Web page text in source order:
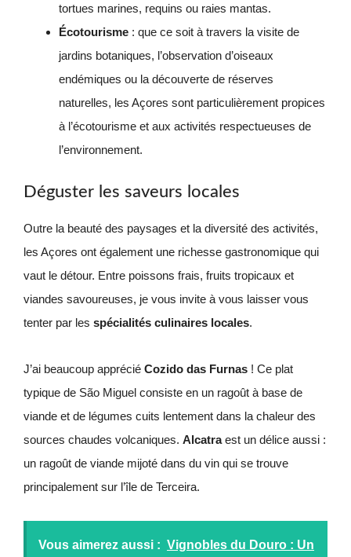
tortues marines, requins ou raies mantas.
Écotourisme : que ce soit à travers la visite de
jardins botaniques, l’observation d’oiseaux
endémiques ou la découverte de réserves
naturelles, les Açores sont particulièrement propices
à l’écotourisme et aux activités respectueuses de
l’environnement.
Déguster les saveurs locales
Outre la beauté des paysages et la diversité des activités,
les Açores ont également une richesse gastronomique qui
vaut le détour. Entre poissons frais, fruits tropicaux et
viandes savoureuses, je vous invite à vous laisser vous
tenter par les spécialités culinaires locales.
J’ai beaucoup apprécié Cozido das Furnas ! Ce plat
typique de São Miguel consiste en un ragoût à base de
viande et de légumes cuits lentement dans la chaleur des
sources chaudes volcaniques. Alcatraest un délice aussi :
un ragoût de viande mijoté dans du vin qui se trouve
principalement sur l’île de Terceira.
Vous aimerez aussi : Vignobles du Douro : Un